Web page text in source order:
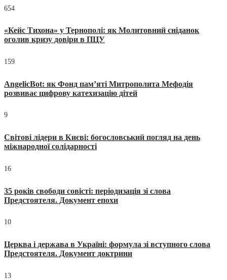
654
«Кейс Тихона» у Тернополі: як Молитовний сніданок
оголив кризу довіри в ПЦУ
159
AngelicBot: як Фонд пам’яті Митрополита Мефодія
розвиває цифрову катехизацію дітей
9
Світові лідери в Києві: богословський погляд на день
міжнародної солідарності
16
35 років свободи совісті: періодизація зі слова
Предстоятеля. Документ епохи
10
Церква і держава в Україні: формула зі вступного слова
Предстоятеля. Документ доктрини
13